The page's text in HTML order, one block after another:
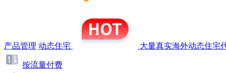
产品管理 动态住宅 大量真实海外动态住宅
按流量付费